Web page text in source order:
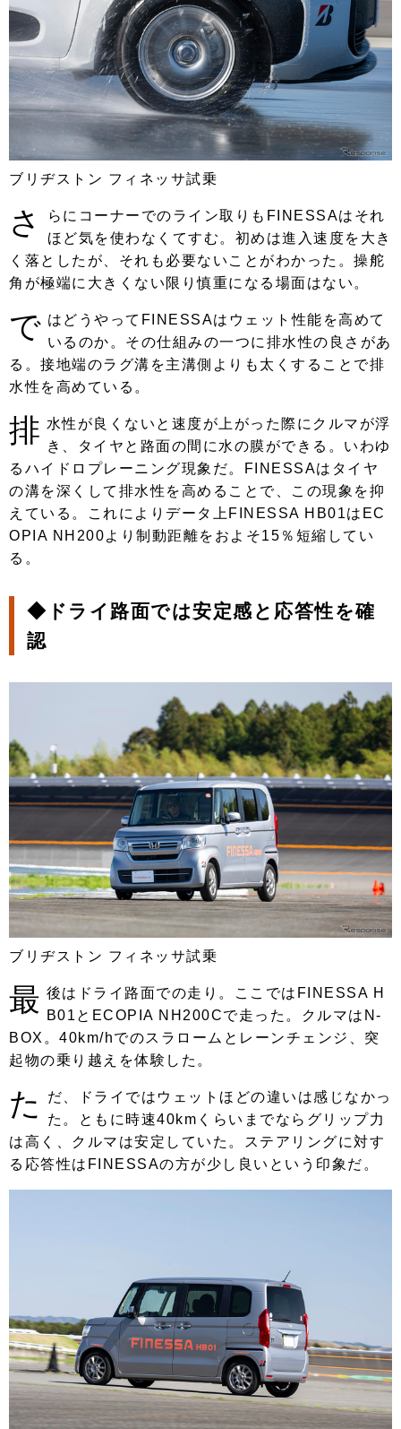
ブリヂストン フィネッサ試乗
さ
らにコーナーでのライン取りもFINESSAはそれ
ほど気を使わなくてすむ。初めは進入速度を大き
く落としたが、それも必要ないことがわかった。操舵
角が極端に大きくない限り慎重になる場面はない。
で はどうやってFINESSAはウェット性能を高めて
いるのか。その仕組みの一つに排水性の良さがあ
る。接地端のラグ溝を主溝側よりも太くすることで排
水性を高めている。
排 水性が良くないと速度が上がった際にクルマが浮
き、タイヤと路面の間に水の膜ができる。いわゆ
るハイドロプレーニング現象だ。FINESSAはタイヤ
の溝を深くして排水性を高めることで、この現象を抑
えている。これによりデータ上FINESSA HB01はEC
OPIA NH200より制動距離をおよそ15％短縮してい
る。
◆ドライ路面では安定感と応答性を確
認
ブリヂストン フィネッサ試乗
最 後はドライ路面での走り。ここではFINESSA H
B01とECOPIA NH200Cで走った。クルマはN-
BOX。40km/hでのスラロームとレーンチェンジ、突
起物の乗り越えを体験した。
た
だ、ドライではウェットほどの違いは感じなかっ
た。ともに時速40kmくらいまでならグリップ力
は高く、クルマは安定していた。ステアリングに対す
る応答性はFINESSAの方が少し良いという印象だ。